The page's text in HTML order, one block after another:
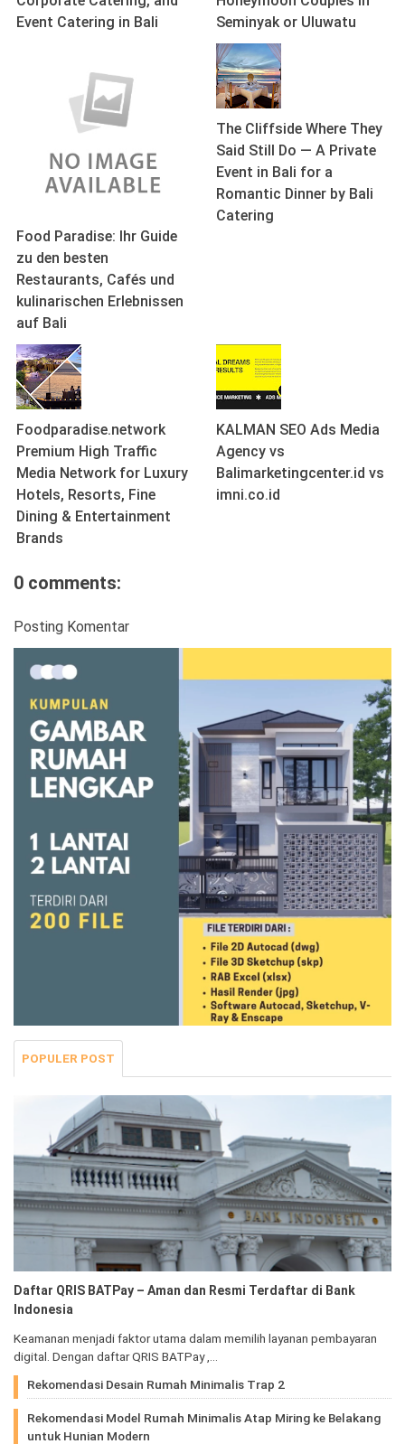
Event Catering in Bali
Seminyak or Uluwatu
Food Paradise: Ihr Guide
zu den besten
Restaurants, Cafés und
kulinarischen Erlebnissen
auf Bali
The Cliffside Where They
Said Still Do — A Private
Event in Bali for a
Romantic Dinner by Bali
Catering
Foodparadise.network
Premium High Traffic
Media Network for Luxury
Hotels, Resorts, Fine
Dining & Entertainment
Brands
KALMAN SEO Ads Media
Agency vs
Balimarketingcenter.id vs
imni.co.id
0 comments:
Posting Komentar
POPULER POST
Daftar QRIS BATPay – Aman dan Resmi Terdaftar di Bank
Indonesia
Keamanan menjadi faktor utama dalam memilih layanan pembayaran
digital. Dengan daftar QRIS BATPay ,…
Rekomendasi Desain Rumah Minimalis Trap 2
Rekomendasi Model Rumah Minimalis Atap Miring ke Belakang
untuk Hunian Modern